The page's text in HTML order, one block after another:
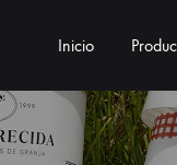
Inicio